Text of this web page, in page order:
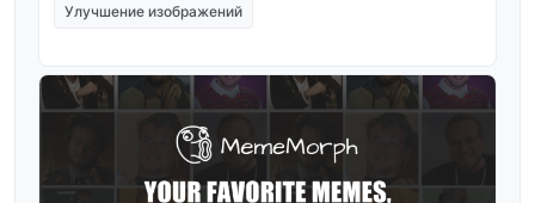
Улучшение изображений